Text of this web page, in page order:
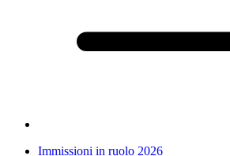
Immissioni in ruolo 2026